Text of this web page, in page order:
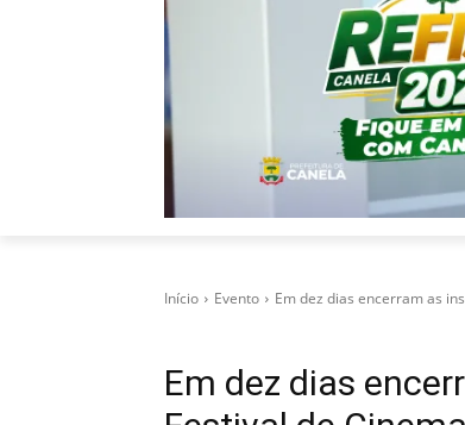
Início Evento Em dez dias encerram as
Em dez dias